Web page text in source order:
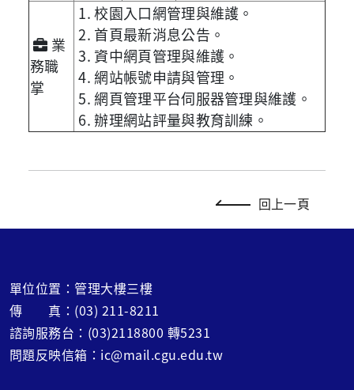
業
務職
掌
1. 校園入口網管理與維護。
2. 首頁最新消息公告。
3. 資中網頁管理與維護。
4. 網站帳號申請與管理。
5. 網頁管理平台伺服器管理與維護。
6. 辦理網站評量與教育訓練。
回上一頁
單位位置：管理大樓三樓
傳 真：(03) 211-8211
諮詢服務台：(03)2118800 轉5231
問題反映信箱：ic@mail.cgu.edu.tw